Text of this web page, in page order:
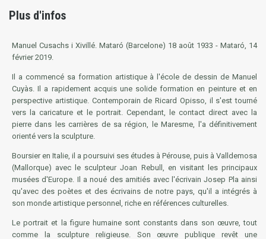
Plus d'infos
Manuel Cusachs i Xivillé. Mataró (Barcelone) 18 août 1933 - Mataró, 14
février 2019.
Il a commencé sa formation artistique à l'école de dessin de Manuel
Cuyàs. Il a rapidement acquis une solide formation en peinture et en
perspective artistique. Contemporain de Ricard Opisso, il s'est tourné
vers la caricature et le portrait. Cependant, le contact direct avec la
pierre dans les carrières de sa région, le Maresme, l'a définitivement
orienté vers la sculpture.
Boursier en Italie, il a poursuivi ses études à Pérouse, puis à Valldemosa
(Mallorque) avec le sculpteur Joan Rebull, en visitant les principaux
musées d'Europe. Il a noué des amitiés avec l'écrivain Josep Pla ainsi
qu'avec des poètes et des écrivains de notre pays, qu'il a intégrés à
son monde artistique personnel, riche en références culturelles.
Le portrait et la figure humaine sont constants dans son œuvre, tout
comme la sculpture religieuse. Son œuvre publique revêt une